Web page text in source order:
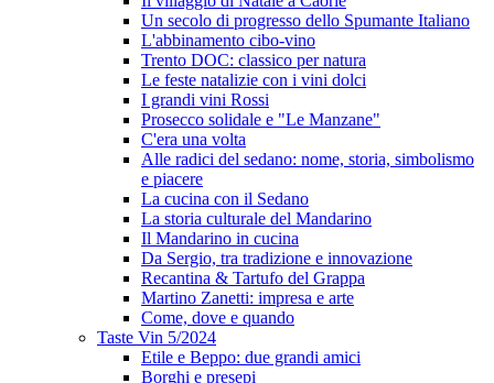
Un secolo di progresso dello Spumante Italiano
L'abbinamento cibo-vino
Trento DOC: classico per natura
Le feste natalizie con i vini dolci
I grandi vini Rossi
Prosecco solidale e "Le Manzane"
C'era una volta
Alle radici del sedano: nome, storia, simbolismo
e piacere
La cucina con il Sedano
La storia culturale del Mandarino
Il Mandarino in cucina
Da Sergio, tra tradizione e innovazione
Recantina & Tartufo del Grappa
Martino Zanetti: impresa e arte
Come, dove e quando
Taste Vin 5/2024
Etile e Beppo: due grandi amici
Borghi e presepi